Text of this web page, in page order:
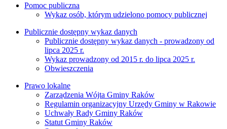
Pomoc publiczna
Wykaz osób, którym udzielono pomocy publicznej
Publicznie dostępny wykaz danych
Publicznie dostępny wykaz danych - prowadzony od
lipca 2025 r.
Wykaz prowadzony od 2015 r. do lipca 2025 r.
Obwieszczenia
Prawo lokalne
Zarządzenia Wójta Gminy Raków
Regulamin organizacyjny Urzędy Gminy w Rakowie
Uchwały Rady Gminy Raków
Statut Gminy Raków